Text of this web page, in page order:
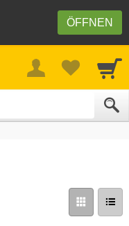
ÖFFNEN